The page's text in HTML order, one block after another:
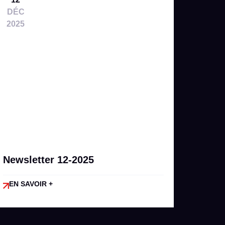
DÉC
2025
Newsletter 12-2025
EN SAVOIR +